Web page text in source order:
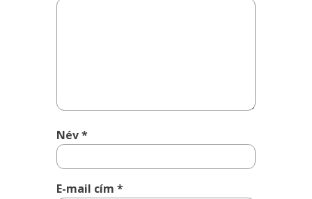
Név*
E-mail cím*